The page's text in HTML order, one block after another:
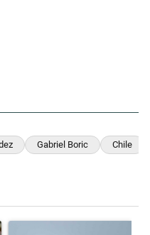
Gabriel Boric Chile
"Murió Jorge Messi, el